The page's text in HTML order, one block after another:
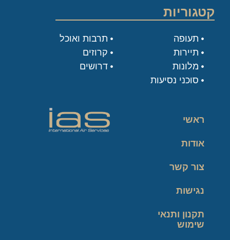
קטגוריות
תעופה
תיירות
מלונות
סוכני נסיעות
תרבות ואוכל
קרוזים
דרושים
ראשי
אודות
צור קשר
נגישות
תקנון ותנאי
שימוש